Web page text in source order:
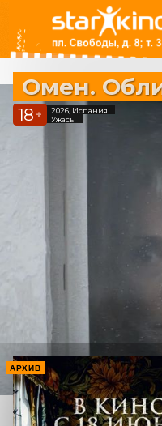
Омен.
18 +
2026, Испания
Ужасы
АРХИВ